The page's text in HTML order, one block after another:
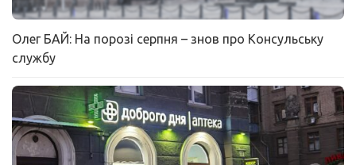
Олег БАЙ: На порозі серпня – знов про Консульську
службу